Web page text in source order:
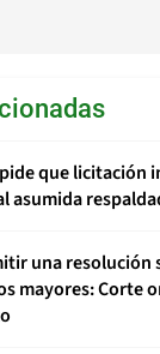
que licitación
asumida
una
mayores: Corte